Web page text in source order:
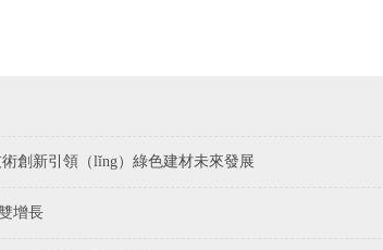
創新引領（lǐng）綠色建材未來發展
增長